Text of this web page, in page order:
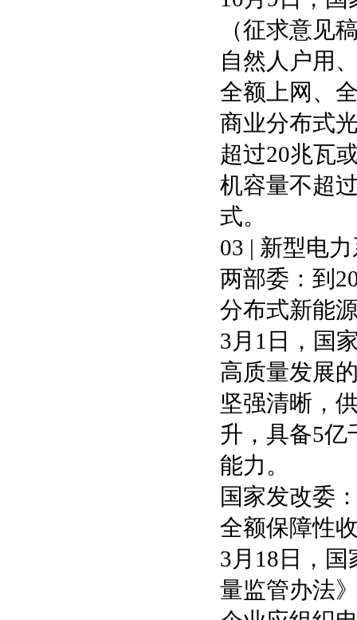
（征求意见
自然人户用
全额上网、
商业分布式
超过20兆瓦
机容量不超
式。
03 | 新型电
两部委：到
分布式新能
3月1日，国
高质量发展
坚强清晰，
升，具备5亿
能力。
国家发改委
全额保障性
3月18日，
量监管办法